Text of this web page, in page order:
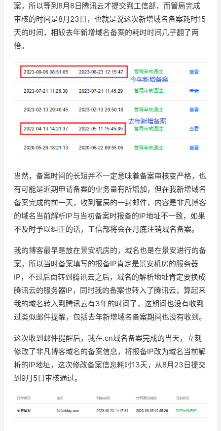
案，所以等到8月8日腾讯云才提交到工信部，而管局完成
审核的时间是8月23日，也就是说这次新增域名备案耗时15
天的时间，相较去年新增域名备案的耗时时间几乎翻了两
倍。
当然，备案时间的长短并不一定意味着备案审核变严格，也
有可能是近期申请备案的业务量有所增加，但在我新增域名
备案完成的前一天，收到管局的一封邮件，内容是非凡博客
的域名当前解析IP与当初备案时报备的IP地址不一致，如果
不及时予以纠正的话，工信部将会在月底注销域名备案。
我的博客最早是放在景安机房的，域名也是在景安进行的备
案，所以当时备案填写的报备IP肯定是景安机房的服务器
IP，不过后面转到腾讯云之后，域名的解析地址肯定要换成
腾讯云的服务器IP，同时我的备案也转入了腾讯云，算起来
我的域名转入到腾讯云有3年的时间了，这期间也没有收到
过类似邮件提醒，包括去年新增域名备案期间也没有收到。
这次收到邮件提醒后，我在.cn域名备案完成的当天，立刻
修改了非凡博客域名的备案信息，将报备IP改为域名当前解
析的IP地址，这次修改备案信息耗时13天，从8月23日提交
到9月5日审核通过。